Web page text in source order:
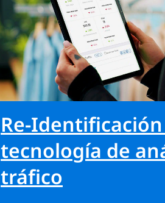
Re-
tecnología de
tráfico